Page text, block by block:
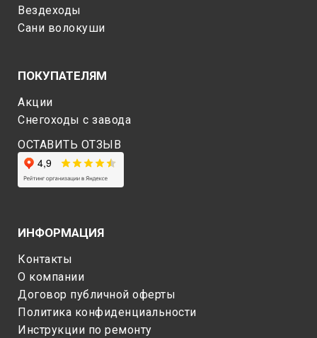
Вездеходы
Сани волокуши
ПОКУПАТЕЛЯМ
Акции
Снегоходы c завода
ОСТАВИТЬ ОТЗЫВ
ИНФОРМАЦИЯ
Контакты
О компании
Договор публичной оферты
Политика конфиденциальности
Инструкции по ремонту